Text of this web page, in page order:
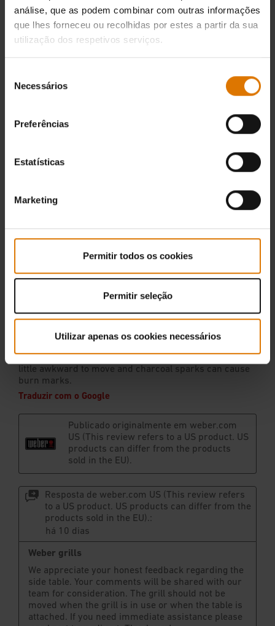
análise, que as podem combinar com outras informações
que lhes forneceu ou recolhidas por estes a partir da sua
utilização dos respetivos serviços.
Necessários
Preferências
Estatísticas
Marketing
Permitir todos os cookies
Permitir seleção
Utilizar apenas os cookies necessários